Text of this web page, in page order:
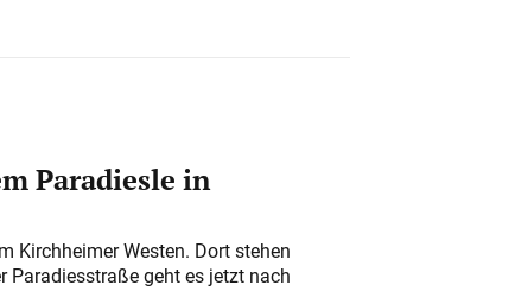
Paradiesle in
Kirchheimer Westen. Dort stehen
Paradiesstraße geht es jetzt nach